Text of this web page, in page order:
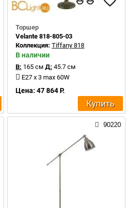
Торшер
Velante 818-805-03
Коллекция: Tiffany 818
В наличии
В: 165 см Д: 45.7 см
E27 x 3 max 60W
Цена: 47 864 Р.
Купить
90220